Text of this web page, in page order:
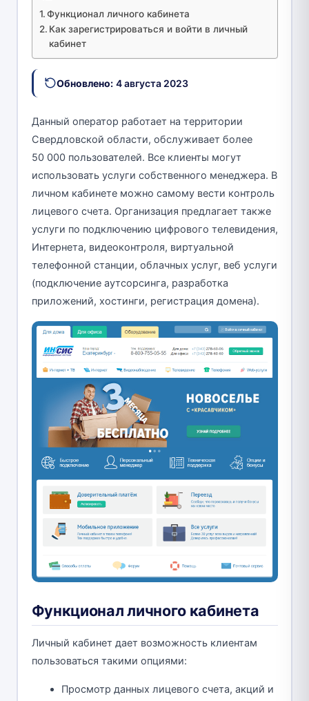
Функционал личного кабинета
Как зарегистрироваться и войти в личный
кабинет
Обновлено: 4 августа 2023
Данный оператор работает на территории
Свердловской области, обслуживает более
50 000 пользователей. Все клиенты могут
использовать услуги собственного менеджера. В
личном кабинете можно самому вести контроль
лицевого счета. Организация предлагает также
услуги по подключению цифрового телевидения,
Интернета, видеоконтроля, виртуальной
телефонной станции, облачных услуг, веб услуги
(подключение аутсорсинга, разработка
приложений, хостинги, регистрация домена).
Функционал личного кабинета
Личный кабинет дает возможность клиентам
пользоваться такими опциями:
Просмотр данных лицевого счета, акций и